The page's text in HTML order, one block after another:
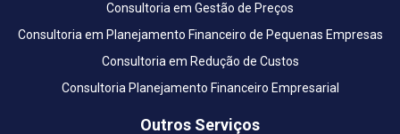
Consultoria em Gestão de Preços
Consultoria em Planejamento Financeiro de Pequenas Empresas
Consultoria em Redução de Custos
Consultoria Planejamento Financeiro Empresarial
Outros Serviços